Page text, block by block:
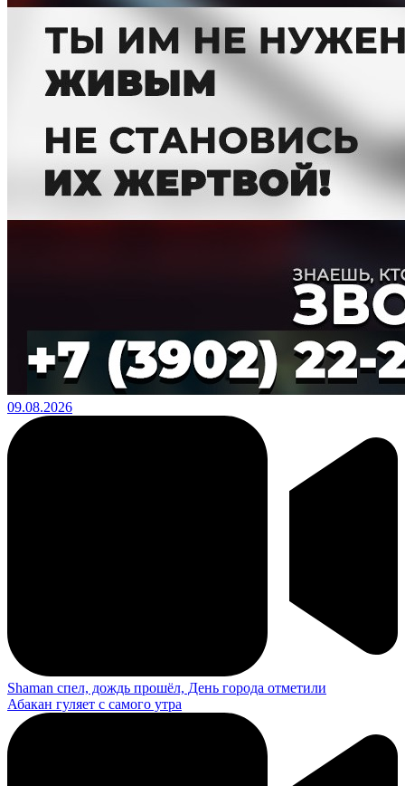
09.08.2026
Shaman спел, дождь прошёл, День города отметили
Абакан гуляет с самого утра